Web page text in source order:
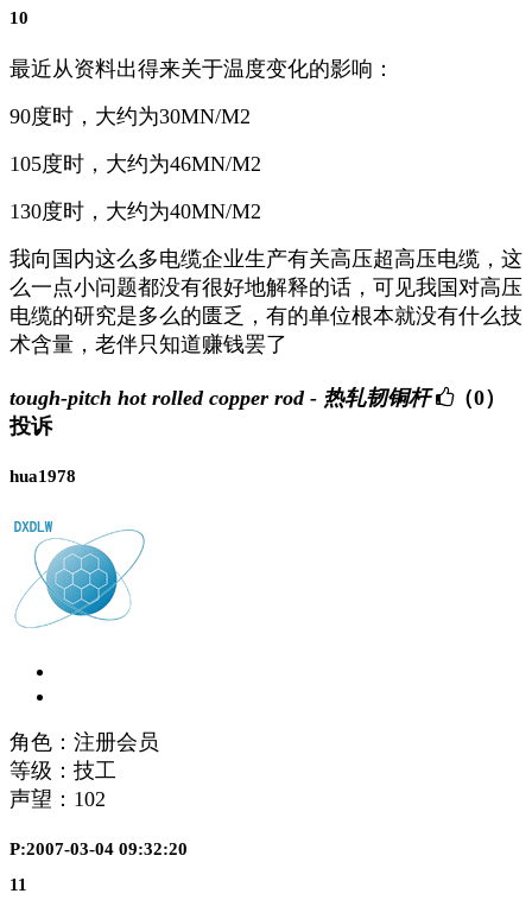
10
最近从资料出得来关于温度变化的影响：
90度时，大约为30MN/M2
105度时，大约为46MN/M2
130度时，大约为40MN/M2
我向国内这么多电缆企业生产有关高压超高压电缆，这
么一点小问题都没有很好地解释的话，可见我国对高压
电缆的研究是多么的匮乏，有的单位根本就没有什么技
术含量，老伴只知道赚钱罢了
tough-pitch hot rolled copper rod - 热轧韧铜杆
（0）
投诉
hua1978
角色：注册会员
等级：技工
声望： 102
P:2007-03-04 09:32:20
11